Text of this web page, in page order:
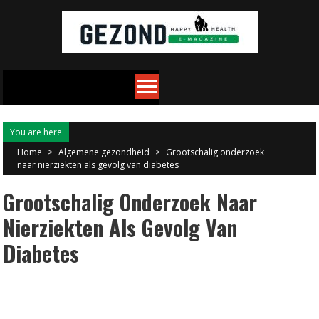
You are here
Home > Algemene gezondheid > Grootschalig onderzoek
naar nierziekten als gevolg van diabetes
Grootschalig Onderzoek Naar
Nierziekten Als Gevolg Van
Diabetes